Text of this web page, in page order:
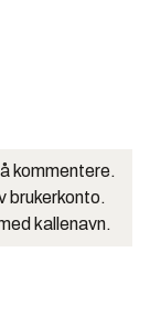
kommentere.
brukerkonto.
kallenavn.